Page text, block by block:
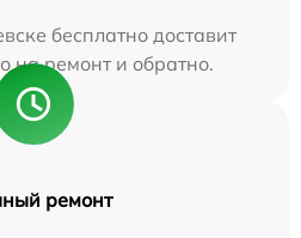
бесплатно доставит
на ремонт и обратно.
ремонт